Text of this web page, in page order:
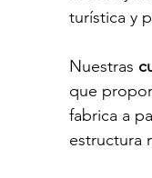
turística y
Nuestras
que
fabrica a
estructura